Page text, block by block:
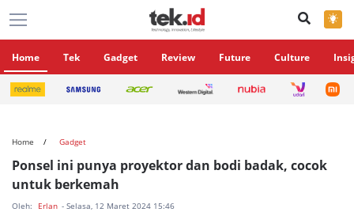
×
Home Tek Gadget Review Future Culture
Home Gadget
Ponsel ini punya proyektor dan bodi badak, cocok
untuk berkemah
Oleh: Erlan - Selasa, 12 Maret 2024 15:46